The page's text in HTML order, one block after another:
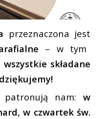
przeznaczona jest
– w tym
wszystkie składane
nam: w
w czwartek św.